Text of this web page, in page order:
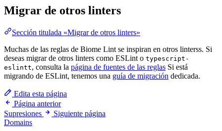
Migrar de otros linters
Sección titulada «Migrar de otros linters»
Muchas de las reglas de Biome Lint se inspiran en otros linterss. Si
deseas migrar de otros linters como ESLint o typescript-
eslintt, consulta la página de fuentes de las reglas Si está
migrando de ESLint, tenemos una guía de migración dedicada.
Edita esta página
Página anterior
Supresiones
Siguiente página
Domains